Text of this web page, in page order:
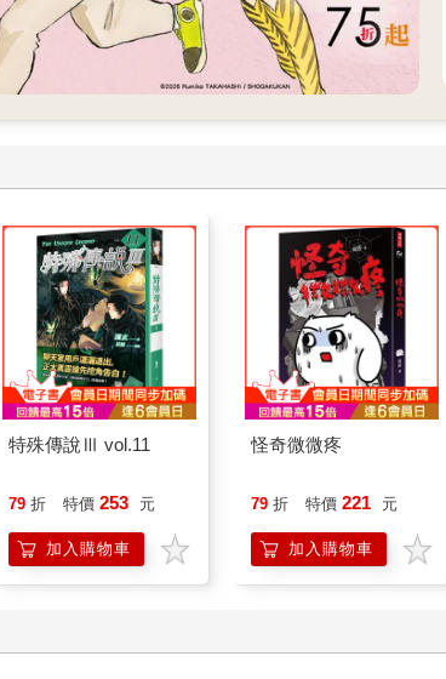
特殊傳說Ⅲ vol.11
79 折 特價 253 元
加入購物車
怪奇微微疼
79 折 特價 221 元
加入購物車